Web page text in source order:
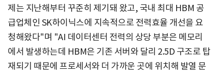
제는 지난해부터 꾸준히 제기돼 왔고, 국내 최대 HBM 공
급업체인 SK하이닉스에 지속적으로 전력효율 개선을 요
청해왔다"며 "AI 데이터센터 전력의 상당 부분은 메모리
에서 발생하는데 HBM은 기존 서버와 달리 2.5D 구조로 탑
재되기 때문에 프로세서와 더 가까운 곳에 위치해 발열 문